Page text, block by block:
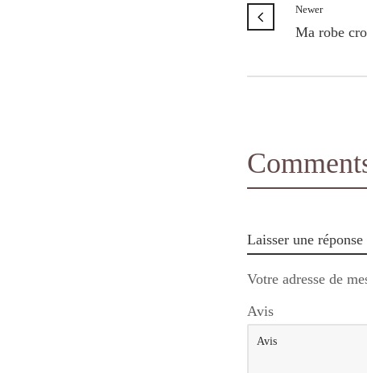
Newer
Ma robe
Laisser une réponse
Votre adresse de
Avis